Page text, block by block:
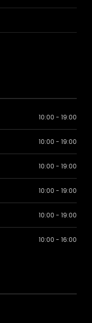
10:00 - 19:00
10:00 - 19:00
10:00 - 19:00
10:00 - 19:00
10:00 - 19:00
10:00 - 16:00